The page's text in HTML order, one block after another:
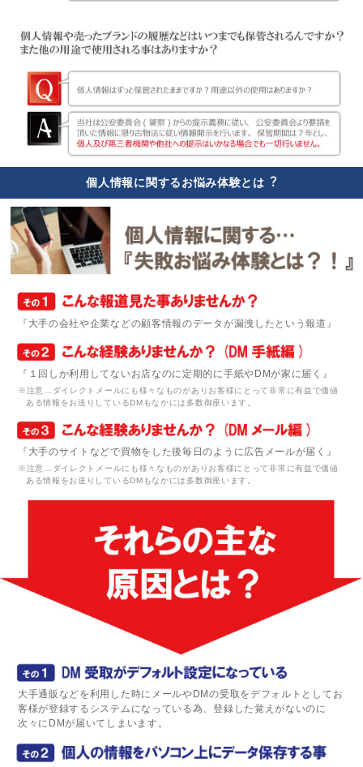
個人情報に関するお悩み体験とは︖
『大手の会社や企業などの顧客情報のデータが漏洩したという報道』
『１回しか利用してないお店なのに定期的に手紙やDMが家に届く』
※注意…ダイレクトメールにも様々なものがありお客様にとって非常に有益で価値
ある情報をお送りしているDMもなかには多数御座います。
『大手のサイトなどで買物をした後毎日のように広告メールが届く』
※注意…ダイレクトメールにも様々なものがありお客様にとって非常に有益で価値
ある情報をお送りしているDMもなかには多数御座います。
大手通販などを利用した時にメールやDMの受取をデフォルトとしてお
客様が登録するシステムになっている為、登録した覚えがないのに
次々にDMが届いてしまいます。